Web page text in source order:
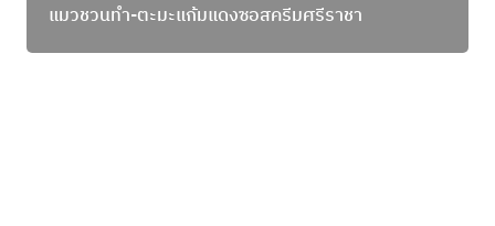
แมวชวนทำ-ตะมะแก้มแดงซอสครีมศรีราชา